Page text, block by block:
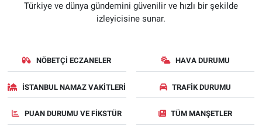
Türkiye ve dünya gündemini güvenilir ve hızlı bir şekilde
izleyicisine sunar.
NÖBETÇI ECZANELER HAVA DURUMU
İSTANBUL NAMAZ VAKITLERI TRAFIK DURUMU
PUAN DURUMU VE FIKSTÜR TÜM MANŞETLER